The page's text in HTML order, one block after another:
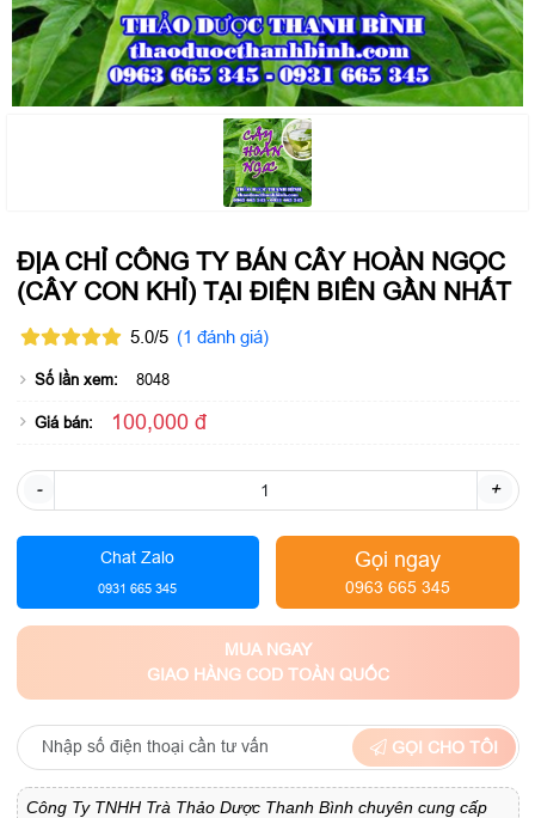
ĐỊA CHỈ CÔNG TY BÁN CÂY HOÀN NGỌC
(CÂY CON KHỈ) TẠI ĐIỆN BIÊN GẦN NHẤT
5.0/5 (1 đánh giá)
Số lần xem: 8048
Giá bán: 100,000 đ
- +
Chat Zalo
0931 665 345
Gọi ngay
0963 665 345
MUA NGAY
GIAO HÀNG COD TOÀN QUỐC
GỌI CHO TÔI
Công Ty TNHH Trà Thảo Dược Thanh Bình chuyên cung cấp